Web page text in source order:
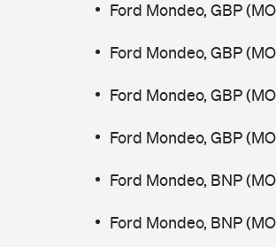
Ford Mondeo, GBP
Ford Mondeo, GBP
Ford Mondeo, GBP
Ford Mondeo, GBP
Ford Mondeo, BNP
Ford Mondeo, BNP